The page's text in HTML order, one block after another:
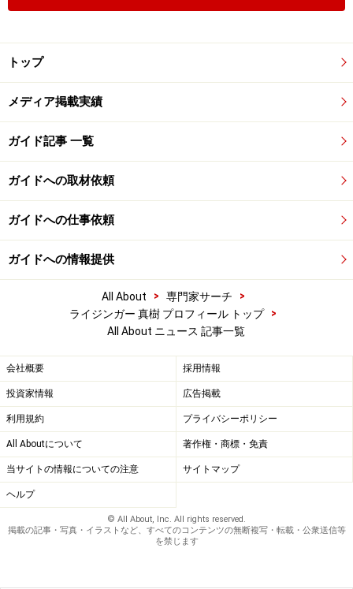
トップ
メディア掲載実績
ガイド記事 一覧
ガイドへの取材依頼
ガイドへの仕事依頼
ガイドへの情報提供
All About > 専門家サーチ
>
ライジンガー 真樹 プロフィール トップ
>
All About ニュース 記事一覧
会社概要 採用情報
投資家情報 広告掲載
利用規約 プライバシーポリシー
All Aboutについて 著作権・商標・免責
当サイトの情報についての注意 サイトマップ
ヘルプ
© All About, Inc. All rights reserved.
掲載の記事・写真・イラストなど、すべてのコンテンツの無断複写・転載・公衆送信等
を禁じます